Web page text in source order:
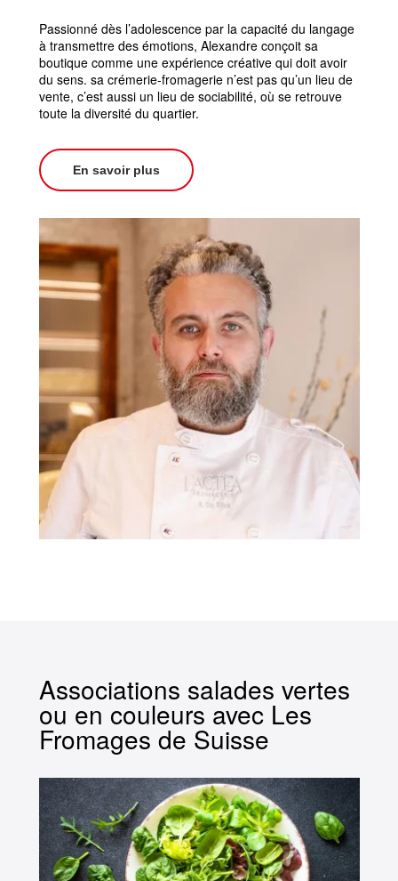
Passionné dès l’adolescence par la capacité du langage
à transmettre des émotions, Alexandre conçoit sa
boutique comme une expérience créative qui doit avoir
du sens. sa crémerie-fromagerie n’est pas qu’un lieu de
vente, c’est aussi un lieu de sociabilité, où se retrouve
toute la diversité du quartier.
En savoir plus
Associations salades vertes
ou en couleurs avec Les
Fromages de Suisse